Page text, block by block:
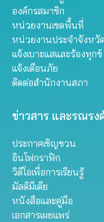
องค์กรสมาชิก
หน่วยงานเขตพื้นที่
หน่วยงานประจำจังหวัด
แจ้งเบาะแสและร้องทุกข์
แจ้งเตือนภัย
ติดต่อสำนักงานสภา
ข่าวสาร และรณรง
ประกาศเชิญชวน
อินโฟกราฟิก
วิดีโอเพื่อการเรียนรู้
มัลติมีเดีย
หนังสือและคู่มือ
เอกสารเผยแพร่